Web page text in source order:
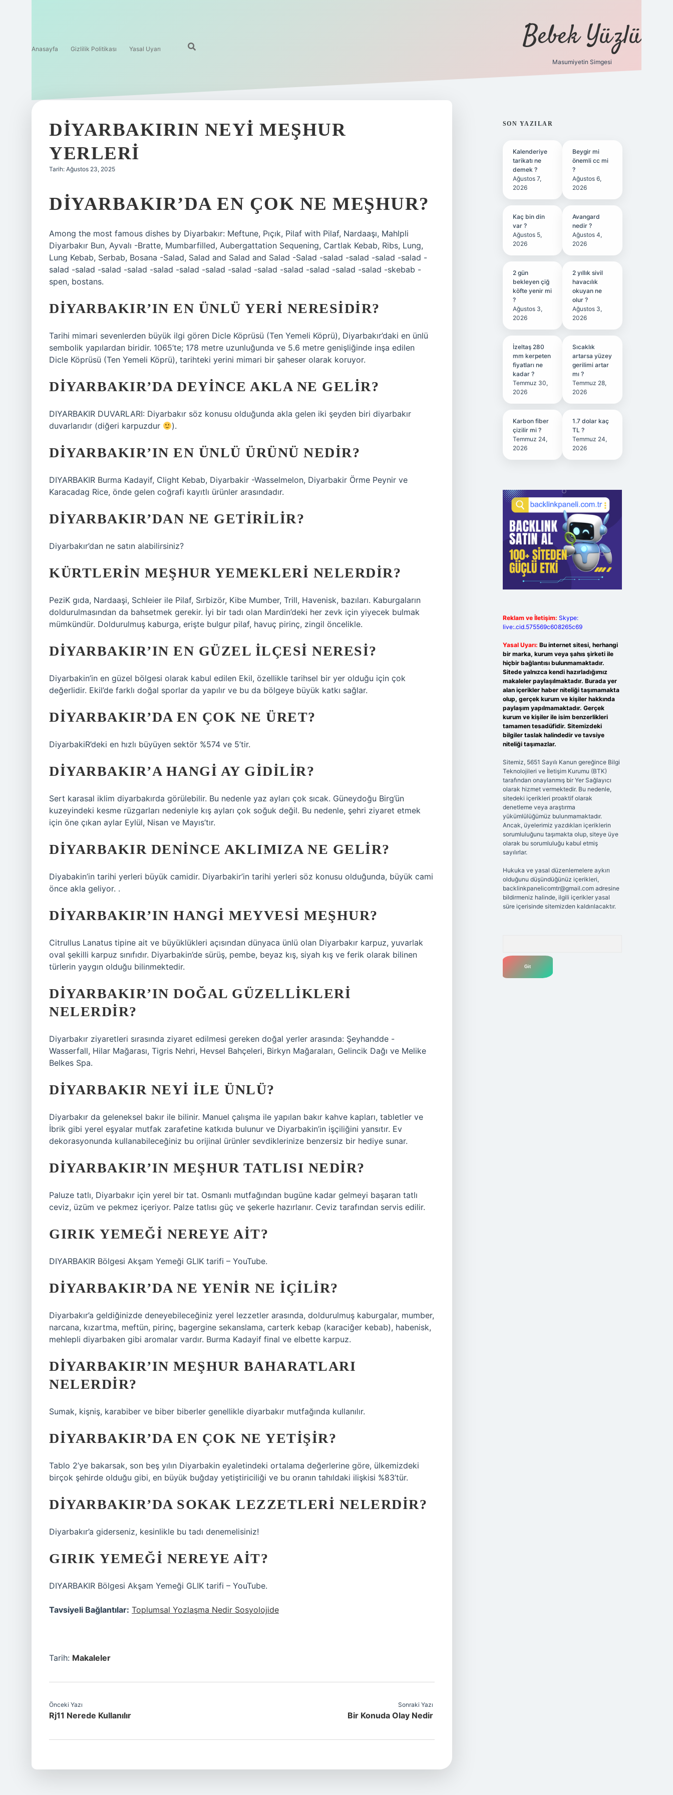
Anasayfa Gizlilik Politikası Yasal Uyarı Bebek Yüzlü
Masumiyetin Simgesi
DIYARBAKIRIN NEYI MEŞHUR
YERLERI
Tarih: Ağustos 23, 2025
DIYARBAKIR’DA EN ÇOK NE MEŞHUR?
Among the most famous dishes by Diyarbakır: Meftune, Pıçık, Pilaf with Pilaf, Nardaaşı, Mahlpli
Diyarbakır Bun, Ayvalı -Bratte, Mumbarfilled, Aubergattation Sequening, Cartlak Kebab, Ribs, Lung,
Lung Kebab, Serbab, Bosana -Salad, Salad and Salad and Salad -Salad -salad -salad -salad -salad -
salad -salad -salad -salad -salad -salad -salad -salad -salad -salad -salad -salad -salad -skebab -
spen, bostans.
DIYARBAKIR’IN EN ÜNLÜ YERI NERESIDIR?
Tarihi mimari sevenlerden büyük ilgi gören Dicle Köprüsü (Ten Yemeli Köprü), Diyarbakır’daki en ünlü
sembolik yapılardan biridir. 1065’te; 178 metre uzunluğunda ve 5.6 metre genişliğinde inşa edilen
Dicle Köprüsü (Ten Yemeli Köprü), tarihteki yerini mimari bir şaheser olarak koruyor.
DIYARBAKIR’DA DEYINCE AKLA NE GELIR?
DIYARBAKIR DUVARLARI: Diyarbakır söz konusu olduğunda akla gelen iki şeyden biri diyarbakır
duvarlarıdır (diğeri karpuzdur
).
DIYARBAKIR’IN EN ÜNLÜ ÜRÜNÜ NEDIR?
DIYARBAKIR Burma Kadayif, Clight Kebab, Diyarbakir -Wasselmelon, Diyarbakir Örme Peynir ve
Karacadag Rice, önde gelen coğrafi kayıtlı ürünler arasındadır.
DIYARBAKIR’DAN NE GETIRILIR?
Diyarbakır’dan ne satın alabilirsiniz?
KÜRTLERIN MEŞHUR YEMEKLERI NELERDIR?
PeziK gıda, Nardaaşi, Schleier ile Pilaf, Sırbizör, Kibe Mumber, Trill, Havenisk, bazıları. Kaburgaların
doldurulmasından da bahsetmek gerekir. İyi bir tadı olan Mardin’deki her zevk için yiyecek bulmak
mümkündür. Doldurulmuş kaburga, erişte bulgur pilaf, havuç pirinç, zingil öncelikle.
DIYARBAKIR’IN EN GÜZEL ILÇESI NERESI?
Diyarbakin’in en güzel bölgesi olarak kabul edilen Ekil, özellikle tarihsel bir yer olduğu için çok
değerlidir. Ekil’de farklı doğal sporlar da yapılır ve bu da bölgeye büyük katkı sağlar.
DIYARBAKIR’DA EN ÇOK NE ÜRET?
DiyarbakiR’deki en hızlı büyüyen sektör %574 ve 5’tir.
DIYARBAKIR’A HANGI AY GIDILIR?
Sert karasal iklim diyarbakırda görülebilir. Bu nedenle yaz ayları çok sıcak. Güneydoğu Birg’ün
kuzeyindeki kesme rüzgarları nedeniyle kış ayları çok soğuk değil. Bu nedenle, şehri ziyaret etmek
için öne çıkan aylar Eylül, Nisan ve Mayıs’tır.
DIYARBAKIR DENINCE AKLIMIZA NE GELIR?
Diyabakin’in tarihi yerleri büyük camidir. Diyarbakir’in tarihi yerleri söz konusu olduğunda, büyük cami
önce akla geliyor. .
DIYARBAKIR’IN HANGI MEYVESI MEŞHUR?
Citrullus Lanatus tipine ait ve büyüklükleri açısından dünyaca ünlü olan Diyarbakır karpuz, yuvarlak
oval şekilli karpuz sınıfıdır. Diyarbakin’de sürüş, pembe, beyaz kış, siyah kış ve ferik olarak bilinen
türlerin yaygın olduğu bilinmektedir.
DIYARBAKIR’IN DOĞAL GÜZELLIKLERI
NELERDIR?
Diyarbakır ziyaretleri sırasında ziyaret edilmesi gereken doğal yerler arasında: Şeyhandde -
Wasserfall, Hilar Mağarası, Tigris Nehri, Hevsel Bahçeleri, Birkyn Mağaraları, Gelincik Dağı ve Melike
Belkes Spa.
DIYARBAKIR NEYI ILE ÜNLÜ?
Diyarbakır da geleneksel bakır ile bilinir. Manuel çalışma ile yapılan bakır kahve kapları, tabletler ve
İbrik gibi yerel eşyalar mutfak zarafetine katkıda bulunur ve Diyarbakin’in işçiliğini yansıtır. Ev
dekorasyonunda kullanabileceğiniz bu orijinal ürünler sevdiklerinize benzersiz bir hediye sunar.
DIYARBAKIR’IN MEŞHUR TATLISI NEDIR?
Paluze tatlı, Diyarbakır için yerel bir tat. Osmanlı mutfağından bugüne kadar gelmeyi başaran tatlı
ceviz, üzüm ve pekmez içeriyor. Palze tatlısı güç ve şekerle hazırlanır. Ceviz tarafından servis edilir.
GIRIK YEMEĞI NEREYE AIT?
DIYARBAKIR Bölgesi Akşam Yemeği GLIK tarifi – YouTube.
DIYARBAKIR’DA NE YENIR NE IÇILIR?
Diyarbakır’a geldiğinizde deneyebileceğiniz yerel lezzetler arasında, doldurulmuş kaburgalar, mumber,
narcana, kızartma, meftün, pirinç, bagergine sekanslama, carterk kebap (karaciğer kebab), habenisk,
mehlepli diyarbaken gibi aromalar vardır. Burma Kadayif final ve elbette karpuz.
DIYARBAKIR’IN MEŞHUR BAHARATLARI
NELERDIR?
Sumak, kişniş, karabiber ve biber biberler genellikle diyarbakır mutfağında kullanılır.
DIYARBAKIR’DA EN ÇOK NE YETIŞIR?
Tablo 2’ye bakarsak, son beş yılın Diyarbakin eyaletindeki ortalama değerlerine göre, ülkemizdeki
birçok şehirde olduğu gibi, en büyük buğday yetiştiriciliği ve bu oranın tahıldaki ilişkisi %83’tür.
DIYARBAKIR’DA SOKAK LEZZETLERI NELERDIR?
Diyarbakır’a giderseniz, kesinlikle bu tadı denemelisiniz!
GIRIK YEMEĞI NEREYE AIT?
DIYARBAKIR Bölgesi Akşam Yemeği GLIK tarifi – YouTube.
Tavsiyeli Bağlantılar: Toplumsal Yozlaşma Nedir Sosyolojide
Tarih: Makaleler
Önceki Yazı
Rj11 Nerede Kullanılır
Sonraki Yazı
Bir Konuda Olay Nedir
SIDEBAR
SON YAZILAR
Kalenderiye
tarikatı ne
demek ?
Ağustos 7,
2026
Beygir mi
önemli cc mi
?
Ağustos 6,
2026
Kaç bin din
var ?
Ağustos 5,
2026
Avangard
nedir ?
Ağustos 4,
2026
2 gün
bekleyen çiğ
köfte yenir mi
?
Ağustos 3,
2026
2 yıllık sivil
havacılık
okuyan ne
olur ?
Ağustos 3,
2026
İzeltaş 280
mm kerpeten
fiyatları ne
kadar ?
Temmuz 30,
2026
Sıcaklık
artarsa yüzey
gerilimi artar
mı ?
Temmuz 28,
2026
Karbon fiber
çizilir mi ?
Temmuz 24,
2026
1.7 dolar kaç
TL ?
Temmuz 24,
2026
Reklam ve İletişim: Skype:
live:.cid.575569c608265c69
Yasal Uyarı: Bu internet sitesi, herhangi
bir marka, kurum veya şahıs şirketi ile
hiçbir bağlantısı bulunmamaktadır.
Sitede yalnızca kendi hazırladığımız
makaleler paylaşılmaktadır. Burada yer
alan içerikler haber niteliği taşımamakta
olup, gerçek kurum ve kişiler hakkında
paylaşım yapılmamaktadır. Gerçek
kurum ve kişiler ile isim benzerlikleri
tamamen tesadüfidir. Sitemizdeki
bilgiler taslak halindedir ve tavsiye
niteliği taşımazlar.
Sitemiz, 5651 Sayılı Kanun gereğince Bilgi
Teknolojileri ve İletişim Kurumu (BTK)
tarafından onaylanmış bir Yer Sağlayıcı
olarak hizmet vermektedir. Bu nedenle,
sitedeki içerikleri proaktif olarak
denetleme veya araştırma
yükümlülüğümüz bulunmamaktadır.
Ancak, üyelerimiz yazdıkları içeriklerin
sorumluluğunu taşımakta olup, siteye üye
olarak bu sorumluluğu kabul etmiş
sayılırlar.
Hukuka ve yasal düzenlemelere aykırı
olduğunu düşündüğünüz içerikleri,
backlinkpanelicomtr@gmail.comadresine
bildirmeniz halinde, ilgili içerikler yasal
süre içerisinde sitemizden kaldırılacaktır.